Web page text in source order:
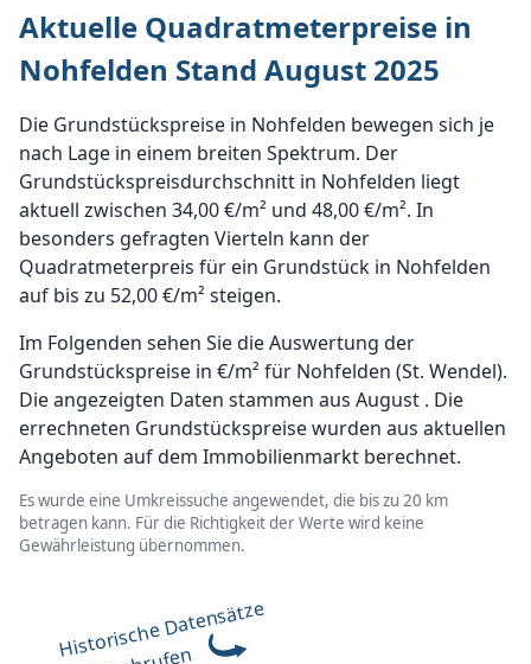
Aktuelle Quadratmeterpreise in
Nohfelden Stand August 2025
Die Grundstückspreise in Nohfelden bewegen sich je
nach Lage in einem breiten Spektrum. Der
Grundstückspreisdurchschnitt in Nohfelden liegt
aktuell zwischen 34,00 €/m² und 48,00 €/m². In
besonders gefragten Vierteln kann der
Quadratmeterpreis für ein Grundstück in Nohfelden
auf bis zu 52,00 €/m² steigen.
Im Folgenden sehen Sie die Auswertung der
Grundstückspreise in €/m² für Nohfelden (St. Wendel).
Die angezeigten Daten stammen aus August . Die
errechneten Grundstückspreise wurden aus aktuellen
Angeboten auf dem Immobilienmarkt berechnet.
Es wurde eine Umkreissuche angewendet, die bis zu 20 km
betragen kann. Für die Richtigkeit der Werte wird keine
Gewährleistung übernommen.
Historische Datensätze